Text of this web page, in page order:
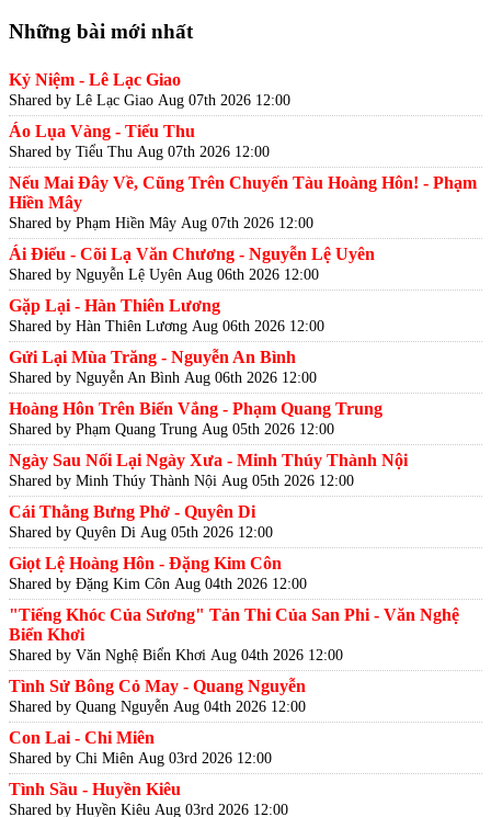
Những bài mới nhất
Kỷ Niệm - Lê Lạc Giao
Shared by Lê Lạc Giao Aug 07th 2026 12:00
Áo Lụa Vàng - Tiểu Thu
Shared by Tiểu Thu Aug 07th 2026 12:00
Nếu Mai Đây Về, Cũng Trên Chuyến Tàu Hoàng Hôn! - Phạm
Hiền Mây
Shared by Phạm Hiền Mây Aug 07th 2026 12:00
Ái Điểu - Cõi Lạ Văn Chương - Nguyễn Lệ Uyên
Shared by Nguyễn Lệ Uyên Aug 06th 2026 12:00
Gặp Lại - Hàn Thiên Lương
Shared by Hàn Thiên Lương Aug 06th 2026 12:00
Gửi Lại Mùa Trăng - Nguyễn An Bình
Shared by Nguyễn An Bình Aug 06th 2026 12:00
Hoàng Hôn Trên Biển Vắng - Phạm Quang Trung
Shared by Phạm Quang Trung Aug 05th 2026 12:00
Ngày Sau Nối Lại Ngày Xưa - Minh Thúy Thành Nội
Shared by Minh Thúy Thành Nội Aug 05th 2026 12:00
Cái Thằng Bưng Phở - Quyên Di
Shared by Quyên Di Aug 05th 2026 12:00
Giọt Lệ Hoàng Hôn - Đặng Kim Côn
Shared by Đặng Kim Côn Aug 04th 2026 12:00
"Tiếng Khóc Của Sương" Tản Thi Của San Phi - Văn Nghệ
Biển Khơi
Shared by Văn Nghệ Biển Khơi Aug 04th 2026 12:00
Tình Sử Bông Cỏ May - Quang Nguyễn
Shared by Quang Nguyễn Aug 04th 2026 12:00
Con Lai - Chi Miên
Shared by Chi Miên Aug 03rd 2026 12:00
Tình Sầu - Huyền Kiêu
Shared by Huyền Kiêu Aug 03rd 2026 12:00